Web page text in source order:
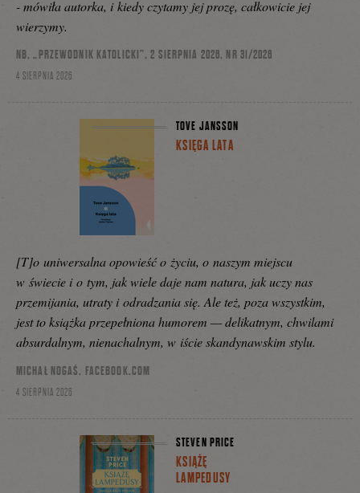
- mówiła autorka, i kiedy czytamy jej prozę, całkowicie jej
wierzymy.
NB, „PRZEWODNIK KATOLICKI”, 2 SIERPNIA 2026, NR 31/2026
4 SIERPNIA 2026
TOVE JANSSON
KSIĘGA LATA
[T]o uniwersalna opowieść o życiu, o naszym miejscu
w świecie i o tym, jak wiele daje nam natura, jak uczy nas
przemijania, utraty i odradzania się. Ale też, poza wszystkim,
jest to książka przepełniona humorem — delikatnym, chwilami
absurdalnym, nienachalnym, w iście skandynawskim stylu.
MICHAŁ NOGAŚ, FACEBOOK.COM
4 SIERPNIA 2026
STEVEN PRICE
KSIĄŻĘ
LAMPEDUSY